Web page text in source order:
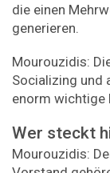
die einen
generieren.
Mourouzidis:
Socializing und
enorm wichtige
Wer steckt
Mourouzidis: